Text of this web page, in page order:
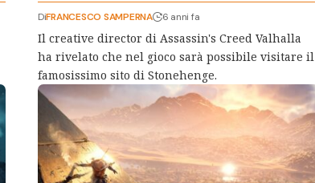
DiFRANCESCO SAMPERNA 6 anni fa
Il creative director di Assassin's Creed Valhalla
ha rivelato che nel gioco sarà possibile visitare il
famosissimo sito di Stonehenge.